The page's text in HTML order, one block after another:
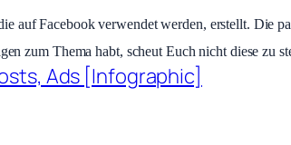
auf Facebook verwendet werden, erstellt. Die
zum Thema habt, scheut Euch nicht diese zu